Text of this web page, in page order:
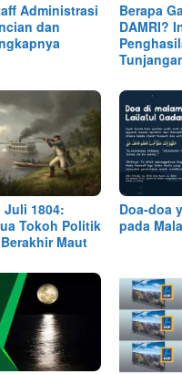
Administrasi
dan
Berapa
DAMRI?
Juli 1804:
Tokoh Politik
Maut
Doa-doa
pada